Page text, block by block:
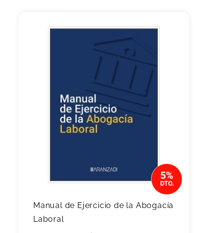
Manual de Ejercicio de la Abogacía
Laboral